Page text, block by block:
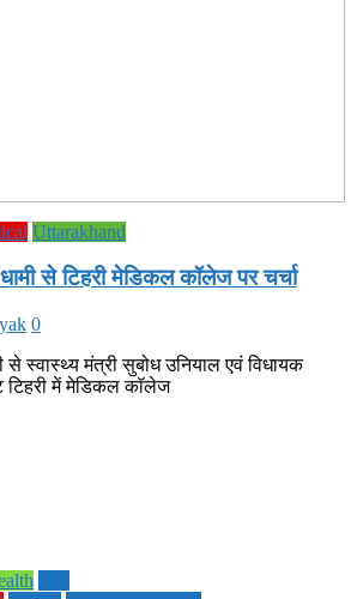
Uttarakhand
से टिहरी मेडिकल कॉलेज पर चर्चा
0
से स्वास्थ्य मंत्री सुबोध उनियाल एवं विधायक
टिहरी में मेडिकल कॉलेज